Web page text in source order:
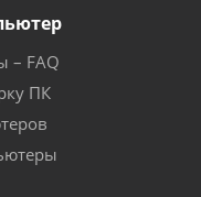
– FAQ
ПК